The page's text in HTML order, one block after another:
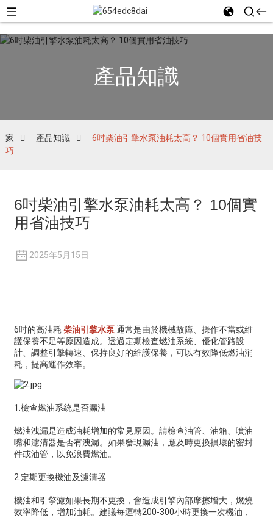
產品知識
家 產品知識
6吋柴油引擎水泵油耗太高？ 10個實用省油技
巧
6吋柴油引擎水泵油耗太高？ 10個實
用省油技巧
2025年5月15日
6吋的高油耗 柴油引擎水泵通常是由於機械故障、操作不當或維
護保養不足等原因造成。透過定期檢查燃油系統、優化管路設
計、調整引擎轉速、保持良好的維護保養，可以有效降低燃油消
耗，提高運作效率。
1.檢查燃油系統是否漏油
燃油洩漏是造成油耗增加的常見原因。請檢查油管、油箱、噴油
嘴和濾清器是否有洩漏。如果發現漏油，應及時更換損壞的密封
件或油管，以免浪費燃油。
2.定期更換機油及濾清器
機油和引擎濾如果長期不更換，會造成引擎內部摩擦增大，燃燒
效率降低，增加油耗。建議每運轉200-300小時更換一次機油，